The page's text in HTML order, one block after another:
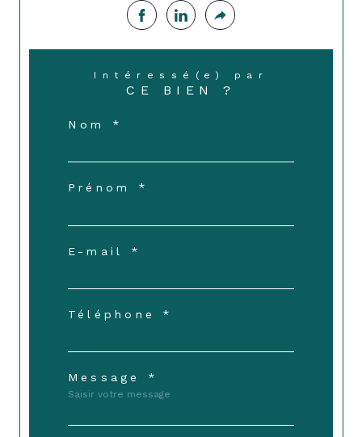
Intéressé(e) par
CE BIEN ?
Nom *
Prénom *
E-mail *
Téléphone *
Message *